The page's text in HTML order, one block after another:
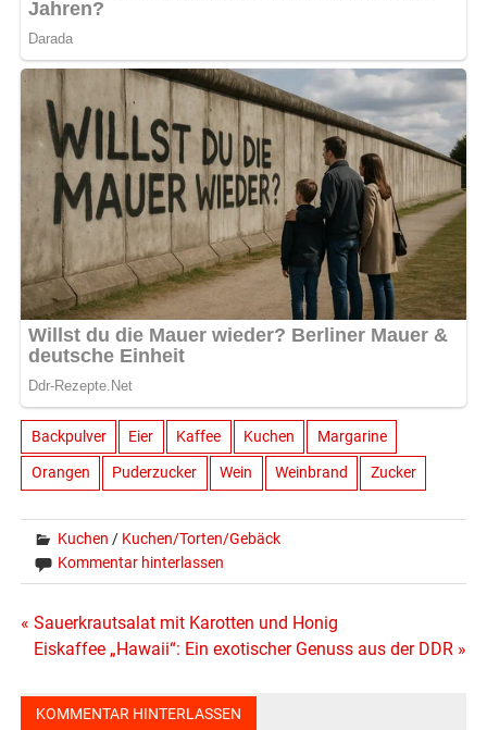
Backpulver Eier Kaffee Kuchen Margarine
Orangen Puderzucker Wein Weinbrand Zucker
Kuchen / Kuchen/Torten/Gebäck
Kommentar hinterlassen
Beitragsnavigation
« Sauerkrautsalat mit Karotten und Honig
Eiskaffee „Hawaii“: Ein exotischer Genuss aus der DDR »
KOMMENTAR HINTERLASSEN